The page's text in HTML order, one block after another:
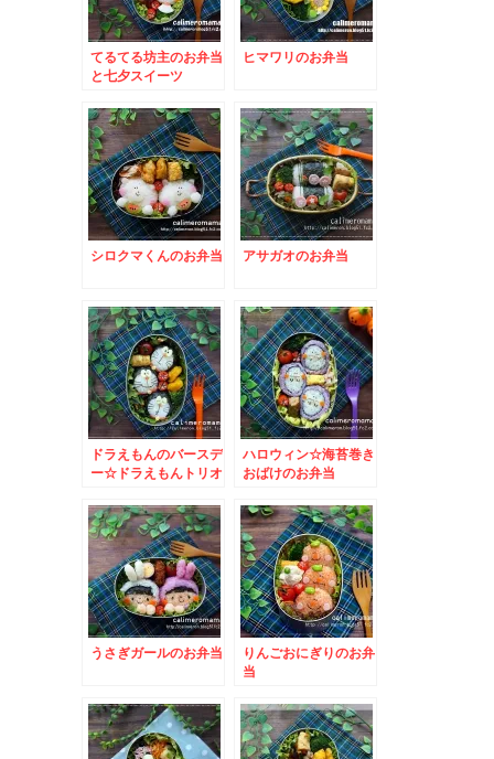
てるてる坊主のお弁当
と七夕スイーツ
ヒマワリのお弁当
シロクマくんのお弁当 アサガオのお弁当
ドラえもんのバースデ
ー☆ドラえもんトリオ
ハロウィン☆海苔巻き
おばけのお弁当
うさぎガールのお弁当
りんごおにぎりのお弁
当